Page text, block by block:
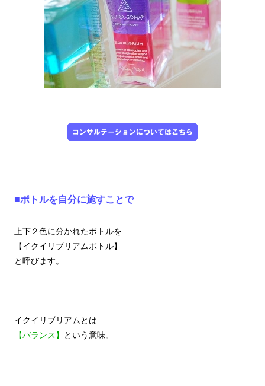
■ボトルを自分に施すことで
上下２色に分かれたボトルを
【イクイリブリアムボトル】
と呼びます。
イクイリブリアムとは
【バランス】
という意味。